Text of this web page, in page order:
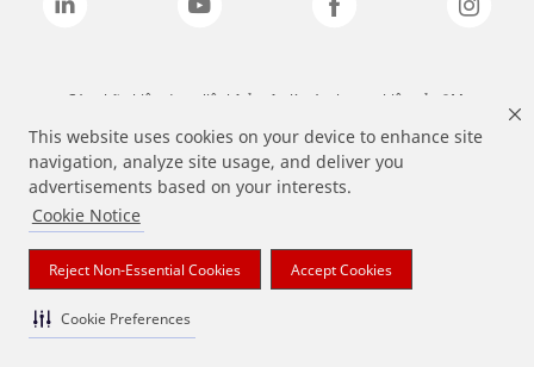
This website uses cookies on your device to enhance site
navigation, analyze site usage, and deliver you
advertisements based on your interests.
Cookie Notice
Reject Non-Essential Cookies Accept Cookies
Cookie Preferences
Các nhãn hiệu được liệt kê ở trên là các thương hiệu của 3M.